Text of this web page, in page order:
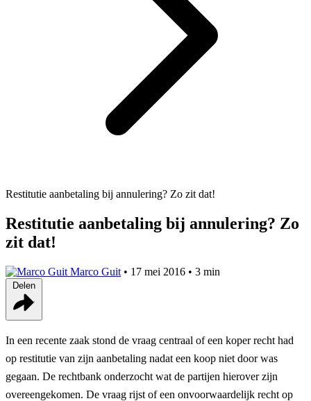
Restitutie aanbetaling bij annulering? Zo zit dat!
Restitutie aanbetaling bij annulering? Zo
zit dat!
Marco Guit • 17 mei 2016 • 3 min
In een recente zaak stond de vraag centraal of een koper recht had
op restitutie van zijn aanbetaling nadat een koop niet door was
gegaan. De rechtbank onderzocht wat de partijen hierover zijn
overeengekomen. De vraag rijst of een onvoorwaardelijk recht op